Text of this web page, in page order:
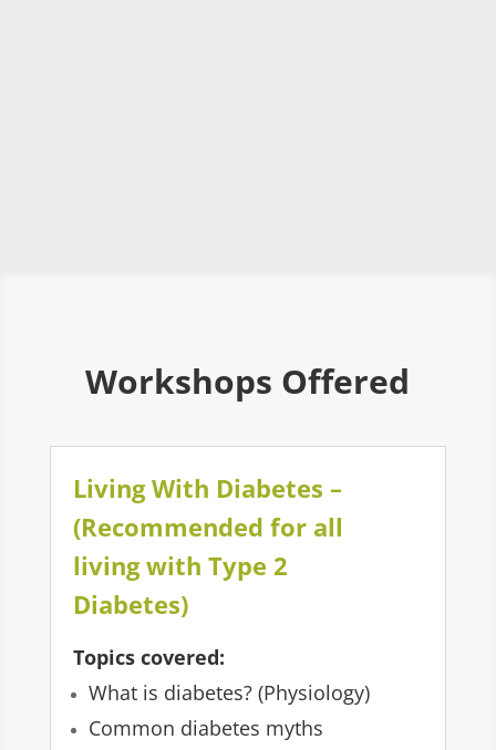
Workshops Offered
Living With Diabetes –
(Recommended for all
living with Type 2
Diabetes)
Topics covered:
What is diabetes? (Physiology)
Common diabetes myths